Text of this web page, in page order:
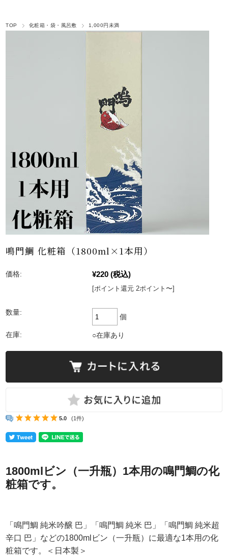
TOP 化粧箱・袋・風呂敷 1,000円未満
鳴門鯛 化粧箱（1800ml×1本用）
価格: ¥220 (税込)
[ポイント還元 2ポイント〜]
数量:
個
在庫: ○在庫あり
5.0 (1件)
1800mlビン（一升瓶）1本用の鳴門鯛の化
粧箱です。
「鳴門鯛 純米吟醸 巴」「鳴門鯛 純米 巴」「鳴門鯛 純米超
辛口 巴」などの1800mlビン（一升瓶）に最適な1本用の化
粧箱です。＜日本製＞